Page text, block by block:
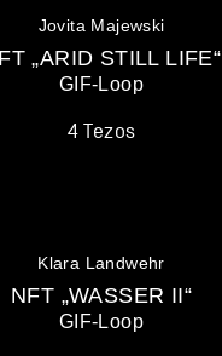
Jovita Majewski
„ARID STILL LIFE“
GIF-Loop
4 Tezos
Klara Landwehr
NFT „WASSER II“
GIF-Loop